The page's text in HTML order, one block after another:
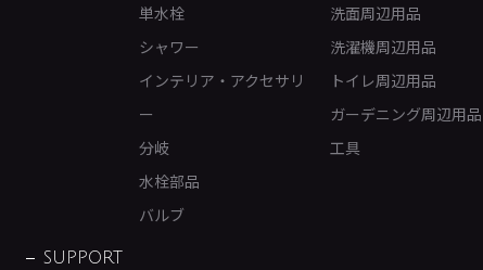
単水栓
シャワー
インテリア・アクセサリ
ー
分岐
水栓部品
バルブ
洗面周辺用品
洗濯機周辺用品
トイレ周辺用品
ガーデニング周辺用品
工具
SUPPORT